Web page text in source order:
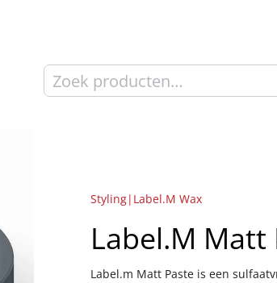
Zoeken
naar:
Styling|Label.M Wax
Label.M Matt
Label.m Matt Paste is een